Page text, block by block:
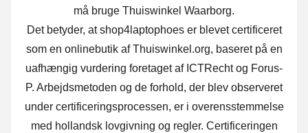
må bruge Thuiswinkel Waarborg.
Det betyder, at shop4laptophoes er blevet certificeret
som en onlinebutik af Thuiswinkel.org, baseret på en
uafhængig vurdering foretaget af ICTRecht og Forus-
P. Arbejdsmetoden og de forhold, der blev observeret
under certificeringsprocessen, er i overensstemmelse
med hollandsk lovgivning og regler. Certificeringen